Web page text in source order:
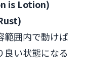
is Lotion)
範囲内で動けば
良い状態になる